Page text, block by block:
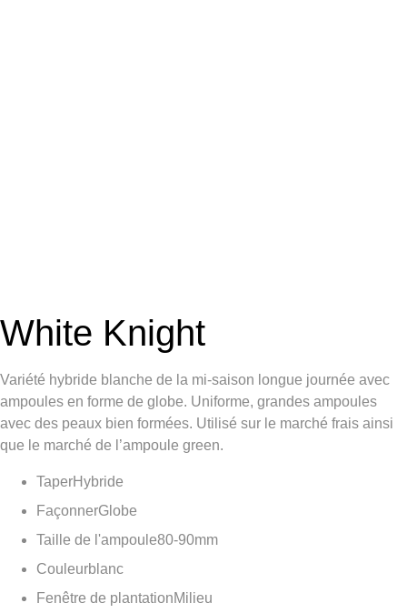
White Knight
Variété hybride blanche de la mi-saison longue journée avec
ampoules en forme de globe. Uniforme, grandes ampoules
avec des peaux bien formées. Utilisé sur le marché frais ainsi
que le marché de l’ampoule green.
TaperHybride
FaçonnerGlobe
Taille de l'ampoule80-90mm
Couleurblanc
Fenêtre de plantationMilieu